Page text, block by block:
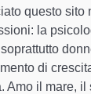
questo sito
la
di
Amo il mare, il